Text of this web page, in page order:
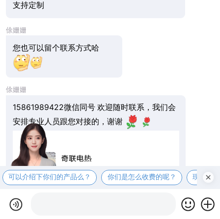
支持定制
俆姗姗
您也可以留个联系方式哈
俆姗姗
15861989422微信同号 欢迎随时联系，我们会
安排专业人员跟您对接的，谢谢
可以介绍下你们的产品么？ 你们是怎么收费的呢？ 现在有